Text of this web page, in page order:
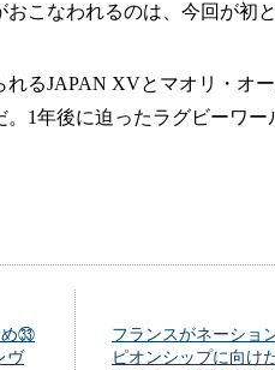
こなわれるのは、今回が初と
るJAPAN XVとマオリ・オ
1年後に迫ったラグビーワ
㉝
ヴ
フランスがネーショ
ピオンシップに向け